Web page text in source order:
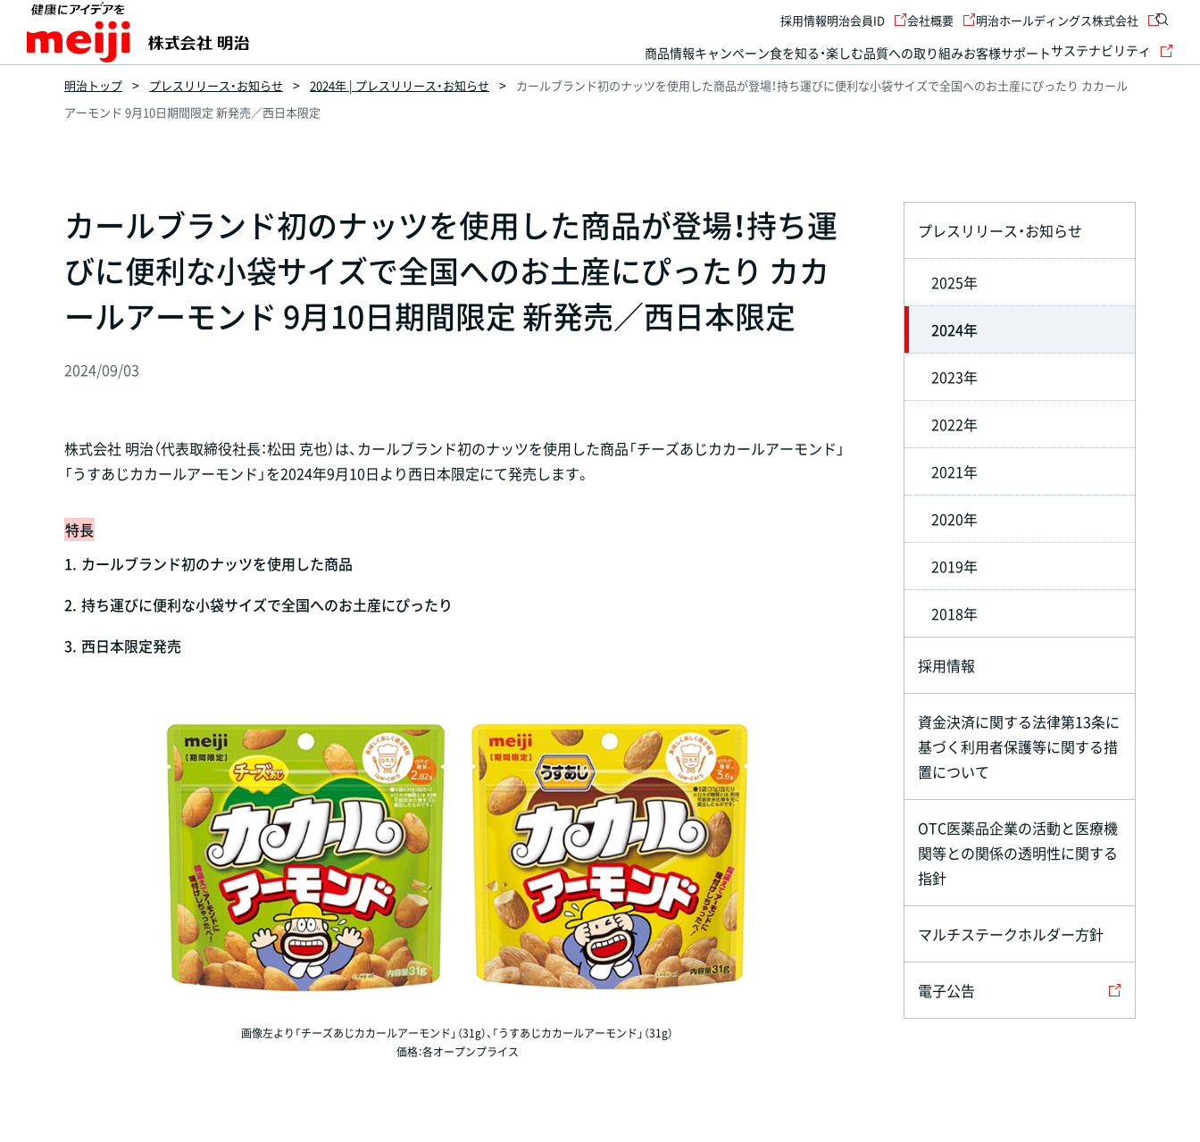
商品情報キャンペーン食を知る・楽しむ品質への取り組みお客様サポートサステナビリティ
採用情報明治会員ID 会社概要 明治ホールディングス株式会社
明治トップ プレスリリース・お知らせ 2024年 | プレスリリース・お知らせ
カールブランド初のナッツを使用した商品が登場！持ち運びに便利な小袋サイズで全国へのお土産にぴったり カカール
アーモンド 9月10日期間限定 新発売／西日本限定
カールブランド初のナッツを使用した商品が登場！持ち運
びに便利な小袋サイズで全国へのお土産にぴったり カカ
ールアーモンド 9月10日期間限定 新発売／西日本限定
2024/09/03
株式会社 明治（代表取締役社長：松田 克也）は、カールブランド初のナッツを使用した商品「チーズあじカカールアーモンド」
「うすあじカカールアーモンド」を2024年9月10日より西日本限定にて発売します。
特長
1. カールブランド初のナッツを使用した商品
2. 持ち運びに便利な小袋サイズで全国へのお土産にぴったり
3. 西日本限定発売
画像左より「チーズあじカカールアーモンド」（31g）、「うすあじカカールアーモンド」（31g）
価格：各オープンプライス
プレスリリース・お知らせ
2025年
2024年
2023年
2022年
2021年
2020年
2019年
2018年
採用情報
資金決済に関する法律第13条に
基づく利用者保護等に関する措
置について
OTC医薬品企業の活動と医療機
関等との関係の透明性に関する
指針
マルチステークホルダー方針
電子公告